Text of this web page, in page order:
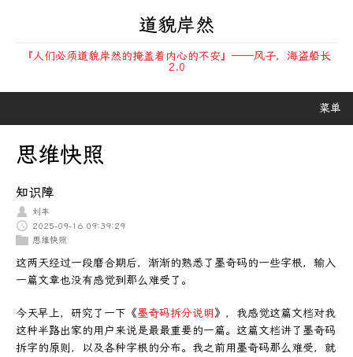
道貌岸然
『人们必须道貌岸然的掩盖着内心的不安』——风子，海盗船长
2.0
菜单
思维快照
知识障
刘丰
2025-09-16 09:39:29
思维快照
这两天经过一段磨合期后，渐渐的熟悉了墨奇码的一些字根，输入
一篇文章也没有感觉到那么难受了。
今天早上，研究了一下《墨奇码拆分说明》，我感觉这篇文档对我
这种半路出家的用户来说是最最重要的一篇。这篇文档讲了墨奇码
拆字的原则，以及各种字根的分布。我之前用墨奇码那么难受，就